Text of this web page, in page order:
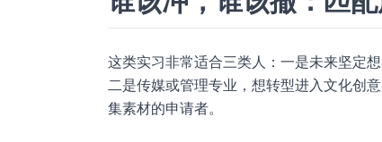
这类实习非常适合三类人：一是未来坚定
二是传媒或管理专业，想转型进入文化创
集素材的申请者。